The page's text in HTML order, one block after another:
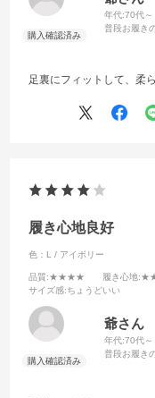
年代:70代～
普段お履き
足裏にフィットして、柔
履き心地良好
色：L / アイボリー
品質:★★★★ 履き心地
サイズ感:ちょうどいい
爺さん
年代:70代～
普段お履き